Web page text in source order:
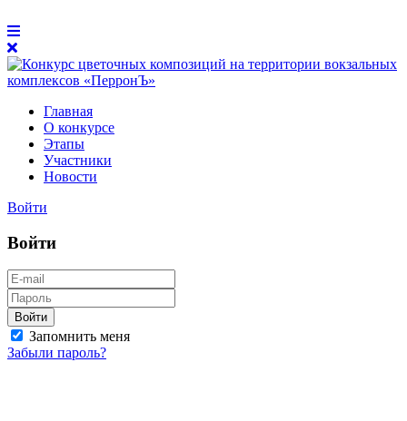
Главная
О конкурсе
Этапы
Участники
Новости
Войти
Войти
Войти
Запомнить меня
Забыли пароль?